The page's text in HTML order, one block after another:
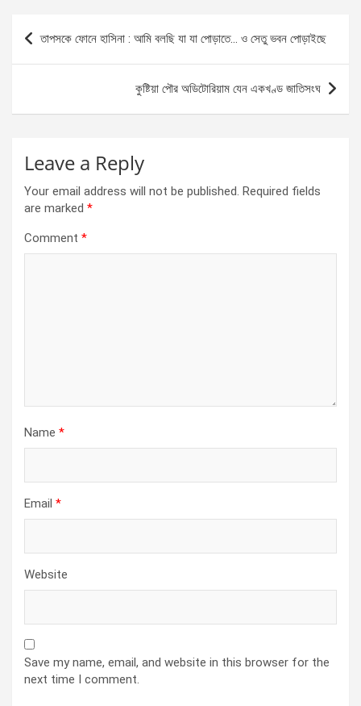
o
g
A
Post
navigation
তাপসকে ফোনে হাসিনা : আমি বলছি যা যা পোড়াতে… ও সেতু ভবন পোড়াইছে
কুষ্টিয়া পৌর অডিটোরিয়াম যেন একখণ্ড জাতিসংঘ
Leave a Reply
Your email address will not be published. Required fields
are marked *
Comment *
Name *
Email *
Website
Save my name, email, and website in this browser for the
next time I comment.